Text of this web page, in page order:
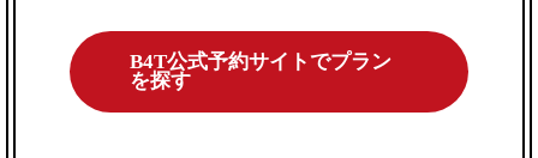
B4T公式予約サイトでプラン
を探す